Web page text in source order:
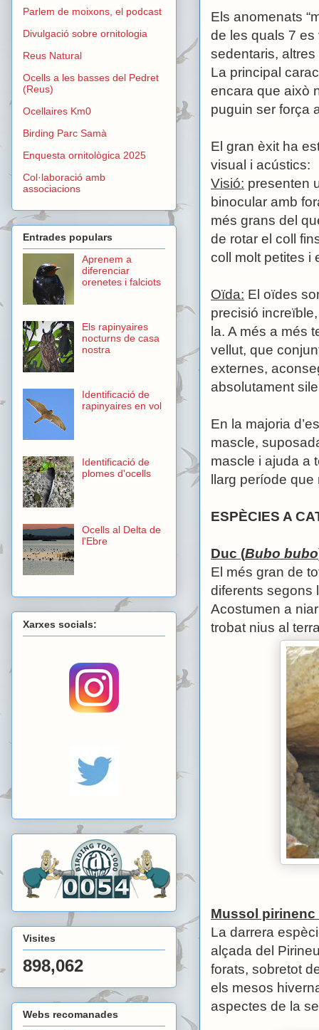
Els anomenats
de les quals 7
sedentaris, altres
La principal
encara que això
puguin ser força
El gran èxit ha
visual i acústics:
Visió: presenten
binocular amb
més grans del
de rotar el coll
coll molt petites i
Oïda: El oïdes
precisió
la. A més a més
vellut, que
externes,
absolutament
En la majoria
mascle,
mascle i ajuda a
llarg període
ESPÈCIES A
Duc (Bubo bubo
El més gran de
diferents segons
Acostumen a
trobat nius al
Mussol pirinenc
La darrera
alçada del
forats, sobretot
els mesos
aspectes de la
Parlem de moixons, el podcast
Divulgació sobre ornitologia
Reus Natural
Ocells a les basses del Pedret
(Reus)
Ocellaires Km0
Birding Parc Samà
Enquesta ornitològica 2025
Col·laboració amb
associacions
Entrades populars
Aprenem a
diferenciar
orenetes i falciots
Els rapinyaires
nocturns de casa
nostra
Identificació de
rapinyaires en vol
Identificació de
plomes d'ocells
Ocells al Delta de
l'Ebre
Xarxes socials:
Visites
898,062
Webs recomanades